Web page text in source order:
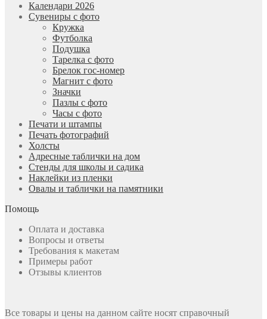
Календари 2026
Сувениры с фото
Кружка
Футболка
Подушка
Тарелка с фото
Брелок гос-номер
Магнит с фото
Значки
Пазлы с фото
Часы с фото
Печати и штампы
Печать фотографий
Холсты
Адресные таблички на дом
Стенды для школы и садика
Наклейки из пленки
Овалы и таблички на памятники
Помощь
Оплата и доставка
Вопросы и ответы
Требования к макетам
Примеры работ
Отзывы клиентов
Все товары и цены на данном сайте носят справочный